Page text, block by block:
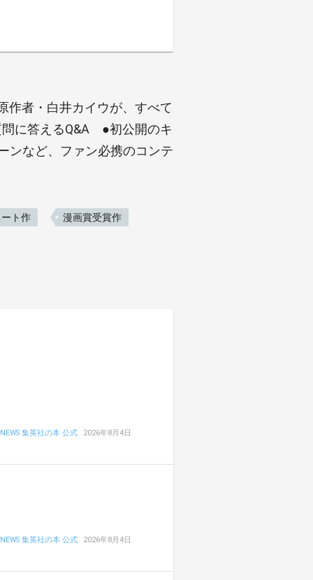
者・白井カイウが、すべて
に答えるQ&A ●初公開のキ
など、ファン必携のコンテ
ト作 漫画賞受賞作
NEWS 集英社の本 公式 2026年8月4日
NEWS 集英社の本 公式 2026年8月4日